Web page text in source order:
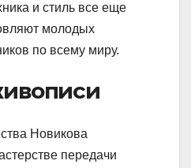
и стиль все еще
молодых
по всему миру.
Новикова
передачи